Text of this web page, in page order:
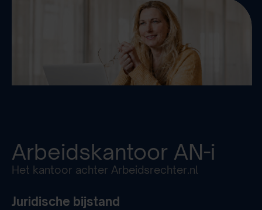
Arbeidskantoor AN-i
Het kantoor achter Arbeidsrechter.nl
Juridische bijstand